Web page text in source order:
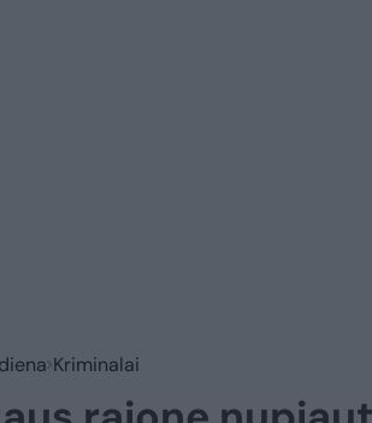
Kriminalai